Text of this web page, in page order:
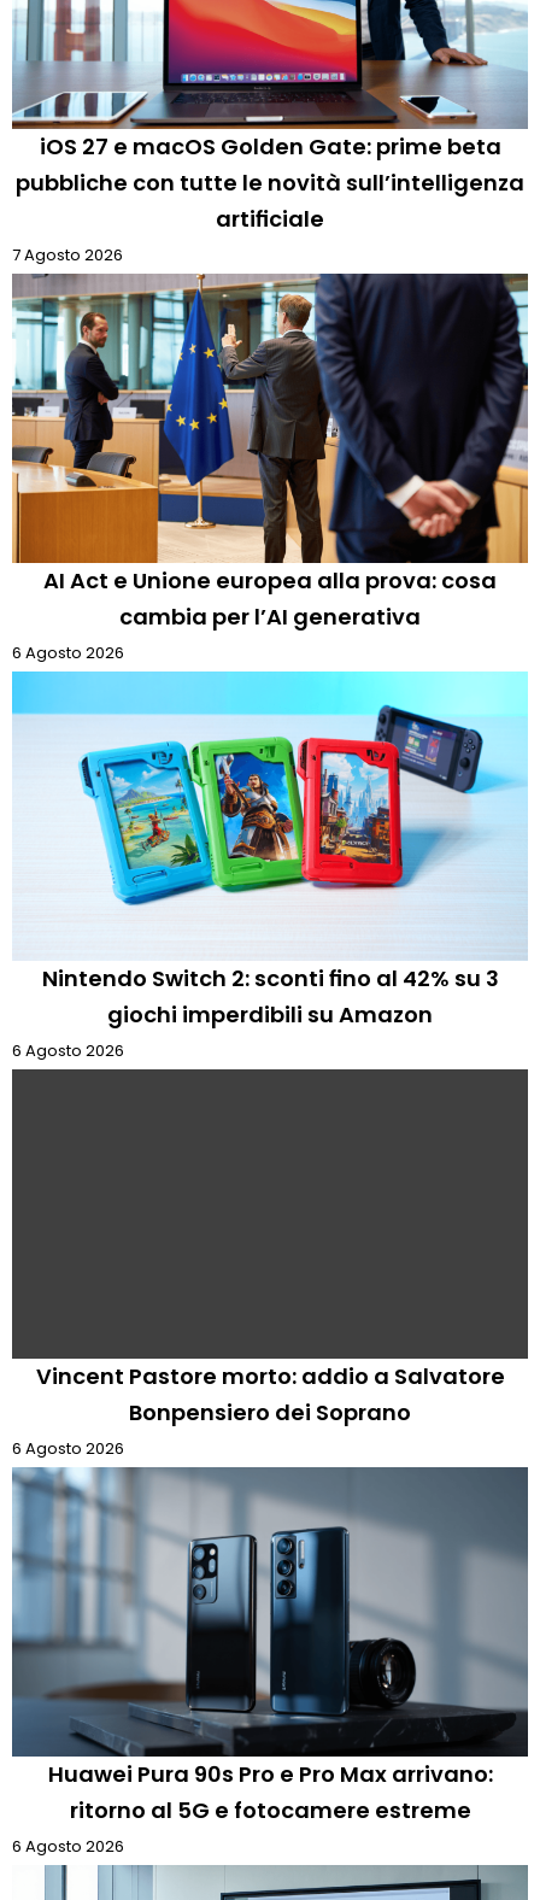
iOS 27 e macOS Golden Gate: prime beta
pubbliche con tutte le novità sull’intelligenza
artificiale
7 Agosto 2026
AI Act e Unione europea alla prova: cosa
cambia per l’AI generativa
6 Agosto 2026
Nintendo Switch 2: sconti fino al 42% su 3
giochi imperdibili su Amazon
6 Agosto 2026
Vincent Pastore morto: addio a Salvatore
Bonpensiero dei Soprano
6 Agosto 2026
Huawei Pura 90s Pro e Pro Max arrivano:
ritorno al 5G e fotocamere estreme
6 Agosto 2026